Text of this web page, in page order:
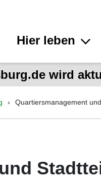
Hier leben
wird
Quartiersmanagement